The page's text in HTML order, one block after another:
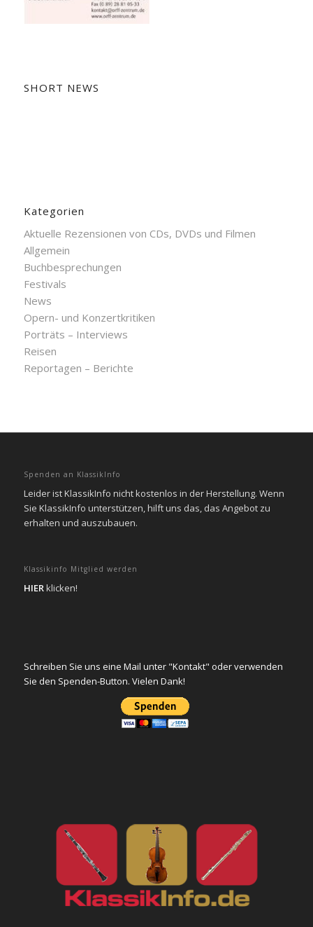
SHORT NEWS
Kategorien
Aktuelle Rezensionen von CDs, DVDs und Filmen
Allgemein
Buchbesprechungen
Festivals
News
Opern- und Konzertkritiken
Porträts – Interviews
Reisen
Reportagen – Berichte
Spenden an KlassikInfo
Leider ist KlassikInfo nicht kostenlos in der Herstellung. Wenn
Sie KlassikInfo unterstützen, hilft uns das, das Angebot zu
erhalten und auszubauen.
Klassikinfo Mitglied werden
HIERklicken!
Schreiben Sie uns eine Mail unter "Kontakt" oder verwenden
Sie den Spenden-Button. Vielen Dank!